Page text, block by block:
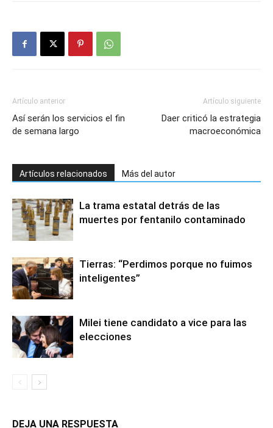
Artículo anterior
Así serán los servicios el fin
de semana largo
Artículo siguiente
Daer criticó la estrategia
macroeconómica
Artículos relacionados Más del autor
La trama estatal detrás de las
muertes por fentanilo contaminado
Tierras: “Perdimos porque no fuimos
inteligentes”
Milei tiene candidato a vice para las
elecciones
DEJA UNA RESPUESTA